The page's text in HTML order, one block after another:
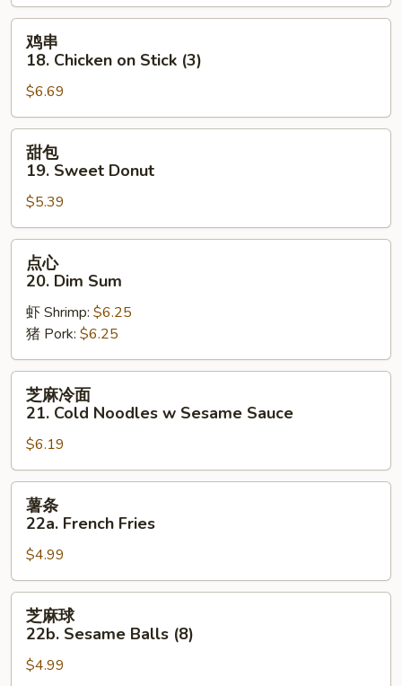
(for
18.
Chicken
on
Stick
(3)
鸡串
18. Chicken on Stick (3)
$6.69
19.
Sweet
Donut
甜包
19. Sweet Donut
$5.39
20.
Dim
Sum
点心
20. Dim Sum
虾 Shrimp: $6.25
猪 Pork: $6.25
21.
Cold
Noodles
Sesame
Sauce
芝麻冷面
21. Cold Noodles w Sesame Sauce
$6.19
22a.
French
Fries
薯条
22a. French Fries
$4.99
22b.
芝麻球
22b. Sesame Balls (8)
$4.99